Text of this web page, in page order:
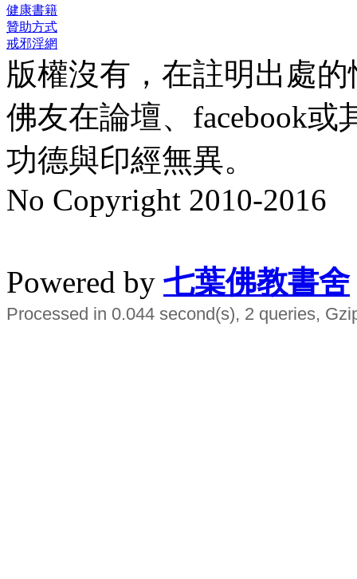
健康書籍
贊助方式
戒邪淫網
版權沒有，在註明出處
佛友在論壇、facebook
功德與印經無異。
No Copyright 2010-2016
Powered by 七葉佛教書舍
Processed in 0.044 second(s), 2 queries,